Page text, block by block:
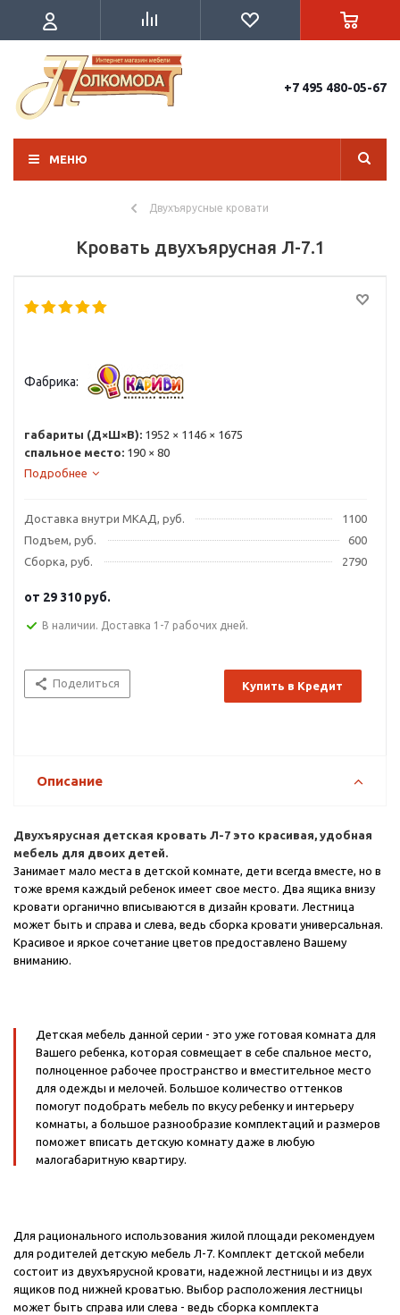
+7 495 480-05-67
МЕНЮ
Двухъярусные кровати
Кровать двухъярусная Л-7.1
Фабрика:
габариты (Д×Ш×В): 1952 × 1146 × 1675
спальное место: 190 × 80
Подробнее
Доставка внутри МКАД, руб.
1100
Подъем, руб.
600
Сборка, руб.
2790
от 29 310 руб.
В наличии. Доставка 1-7 рабочих дней.
Поделиться Купить в Кредит
Описание
Двухъярусная детская кровать Л-7 это красивая, удобная
мебель для двоих детей.
Занимает мало места в детской комнате, дети всегда вместе, но в
тоже время каждый ребенок имеет свое место. Два ящика внизу
кровати органично вписываются в дизайн кровати. Лестница
может быть и справа и слева, ведь сборка кровати универсальная.
Красивое и яркое сочетание цветов предоставлено Вашему
вниманию.
Детская мебель данной серии - это уже готовая комната для
Вашего ребенка, которая совмещает в себе спальное место,
полноценное рабочее пространство и вместительное место
для одежды и мелочей. Большое количество оттенков
помогут подобрать мебель по вкусу ребенку и интерьеру
комнаты, а большое разнообразие комплектаций и размеров
поможет вписать детскую комнату даже в любую
малогабаритную квартиру.
Для рационального использования жилой площади рекомендуем
для родителей детскую мебель Л-7. Комплект детской мебели
состоит из двухъярусной кровати, надежной лестницы и из двух
ящиков под нижней кроватью. Выбор расположения лестницы
может быть справа или слева - ведь сборка комплекта